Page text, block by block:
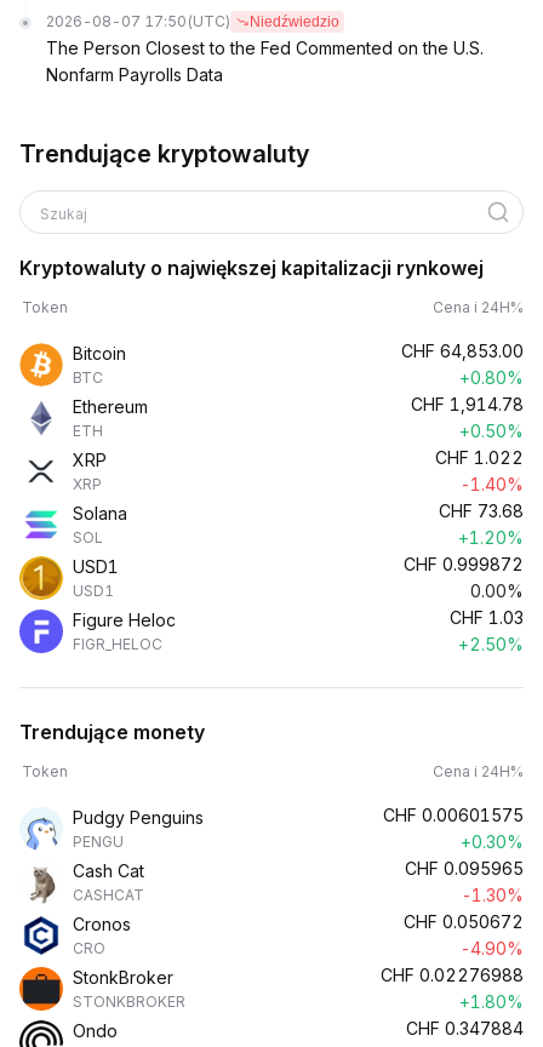
2026-08-07 17:50 (UTC) Niedźwiedzio
The Person Closest to the Fed Commented on the U.S.
Nonfarm Payrolls Data
Trendujące kryptowaluty
Szukaj
Kryptowaluty o największej kapitalizacji rynkowej
Token Cena i 24H%
Bitcoin
BTC
CHF 64,853.00
+0.80%
Ethereum
ETH
CHF 1,914.78
+0.50%
XRP
XRP
CHF 1.022
-1.40%
Solana
SOL
CHF 73.68
+1.20%
USD1
USD1
CHF 0.999872
0.00%
Figure Heloc
FIGR_HELOC
CHF 1.03
+2.50%
Trendujące monety
Token Cena i 24H%
Pudgy Penguins
PENGU
CHF 0.00601575
+0.30%
Cash Cat
CASHCAT
CHF 0.095965
-1.30%
Cronos
CRO
CHF 0.050672
-4.90%
StonkBroker
STONKBROKER
CHF 0.02276988
+1.80%
Ondo
CHF 0.347884